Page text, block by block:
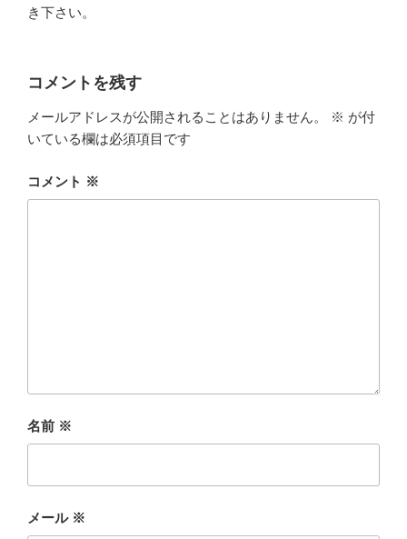
き下さい。
コメントを残す
メールアドレスが公開されることはありません。 ※ が付
いている欄は必須項目です
コメント ※
名前 ※
メール ※